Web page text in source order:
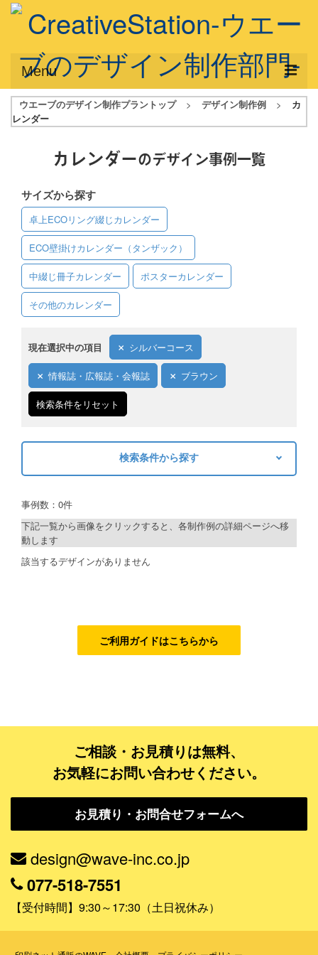
Menu
サービス概要
デザインアシスト
フルデザイン
データ修正
写真からイラスト作成
デザイン制作例
ご利用料金
ご利用ガイド
ご利用の流れ
ご注文方法について
FAQ（よくあるご質問）
ご利用規約
お見積り・お問合せ
ウエーブのデザイン制作プラントップ > デザイン制作例 >
カ
レンダー
カレンダーのデザイン事例一覧
サイズから探す
卓上ECOリング綴じカレンダー
ECO壁掛けカレンダー（タンザック）
中綴じ冊子カレンダー ポスターカレンダー
その他のカレンダー
現在選択中の項目 シルバーコース
情報誌・広報誌・会報誌 ブラウン
検索条件をリセット
検索条件から探す
制作プランで探す
シルバーコース
ジャンルで探す
飲食店・カフェ
学校・塾・習い事
コンサート・ライブ・演劇
事例数：0件
下記一覧から画像をクリックすると、各制作例の詳細ページへ移
動します
該当するデザインがありません
ご利用ガイドはこちらから
ご相談・お見積りは無料、
お気軽にお問い合わせください。
お見積り・お問合せフォームへ
design@wave-inc.co.jp
077-518-7551
【受付時間】9:30～17:30（土日祝休み）